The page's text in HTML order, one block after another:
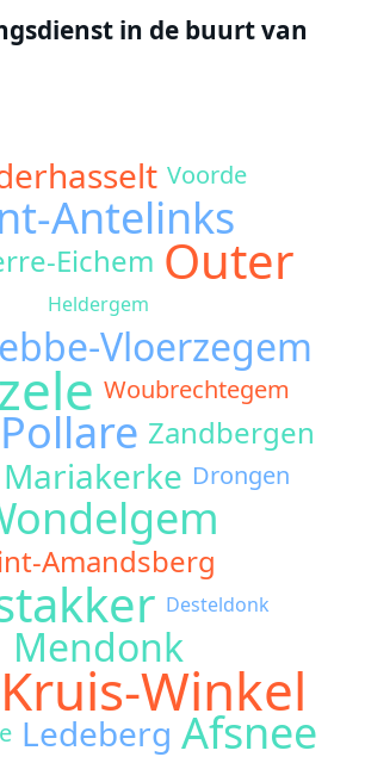
in de buurt van
Voorde
Antelinks
Eichem Outer
Heldergem
Vloerzegem
Woubrechtegem
Pollare Zandbergen
Mariakerke Drongen
Amandsberg
Desteldonk
Mendonk
Winkel
Ledeberg Afsnee